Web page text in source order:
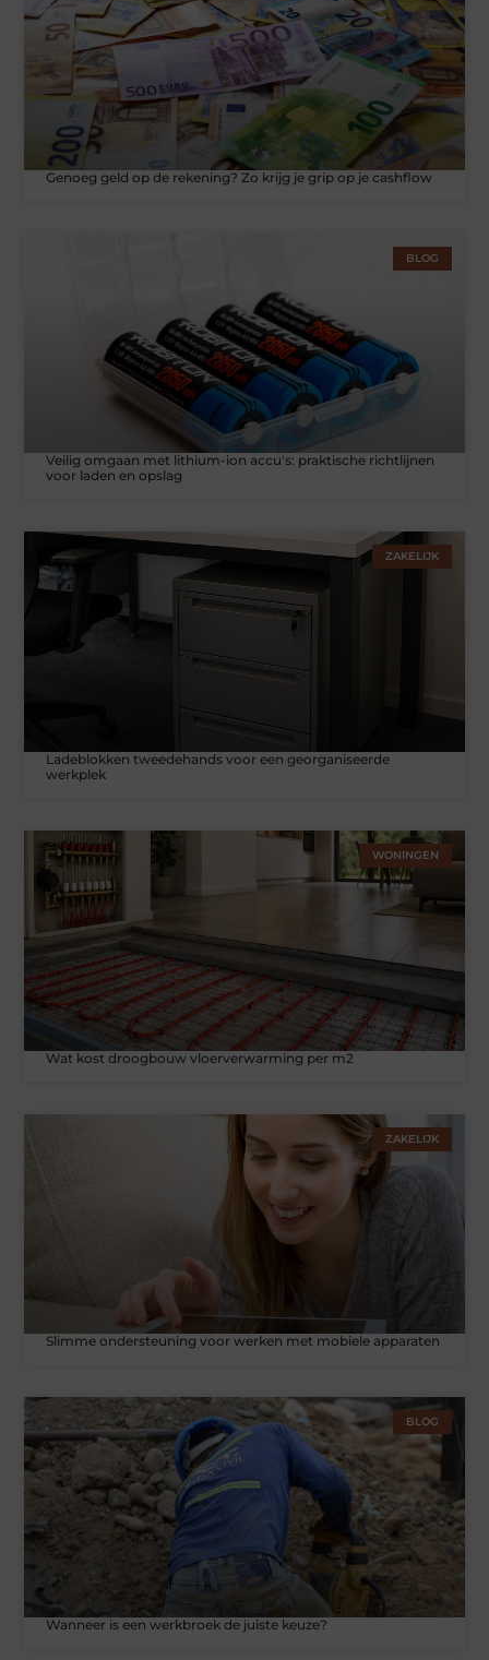
Genoeg geld op de rekening? Zo krijg je grip op je cashflow
BLOG
Veilig omgaan met lithium-ion accu's: praktische richtlijnen
voor laden en opslag
ZAKELIJK
Ladeblokken tweedehands voor een georganiseerde
werkplek
WONINGEN
Wat kost droogbouw vloerverwarming per m2
ZAKELIJK
Slimme ondersteuning voor werken met mobiele apparaten
BLOG
Wanneer is een werkbroek de juiste keuze?